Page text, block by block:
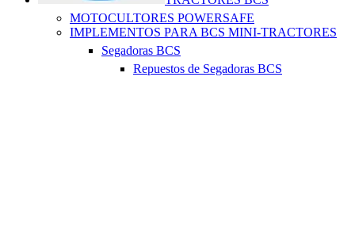
MOTOCULTORES POWERSAFE
IMPLEMENTOS PARA BCS MINI-TRACTORES
Segadoras BCS
Repuestos de Segadoras BCS